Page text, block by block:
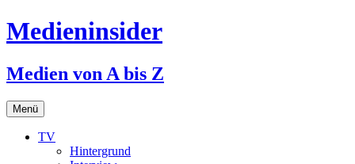
Medieninsider
Medien von A bis Z
Menü Zum
Inhalt
springen
TV
Hintergrund